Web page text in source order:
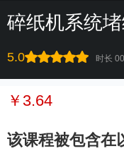
碎纸机系统
5.0 时长
￥3.64
该课程被包含在